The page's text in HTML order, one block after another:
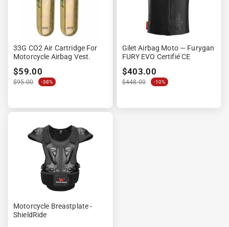
33G CO2 Air Cartridge For
Motorcycle Airbag Vest.
$59.00
$95.00 -38%
Gilet Airbag Moto — Furygan
FURY EVO Certifié CE
$403.00
$448.00 -10%
Motorcycle Breastplate -
ShieldRide